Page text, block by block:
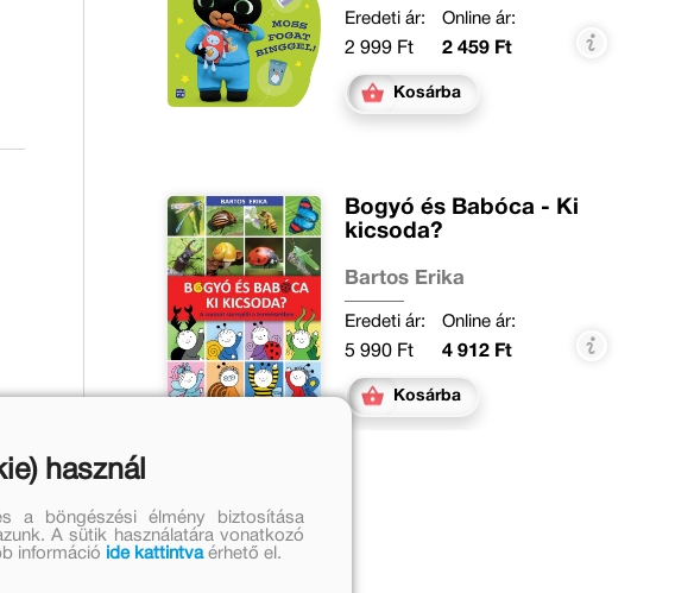
Eredeti ár:
2 999 Ft
Online ár:
2 459 Ft
Kosárba
Bogyó és Babóca - Ki
kicsoda?
Bartos Erika
Eredeti ár:
5 990 Ft
Online ár:
4 912 Ft
Kosárba
használ
a böngészési élmény biztosítása
A sütik használatára vonatkozó
információ ide kattintvaérhető el.